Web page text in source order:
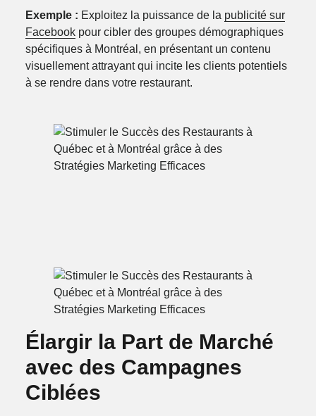
Exemple : Exploitez la puissance de la publicité sur
Facebookpour cibler des groupes démographiques
spécifiques à Montréal, en présentant un contenu
visuellement attrayant qui incite les clients potentiels
à se rendre dans votre restaurant.
Élargir la Part de Marché
avec des Campagnes
Ciblées